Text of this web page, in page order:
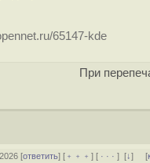
65147-kde
При
[ответить] [ ﹢﹢﹢] [ · · ·][↓] [